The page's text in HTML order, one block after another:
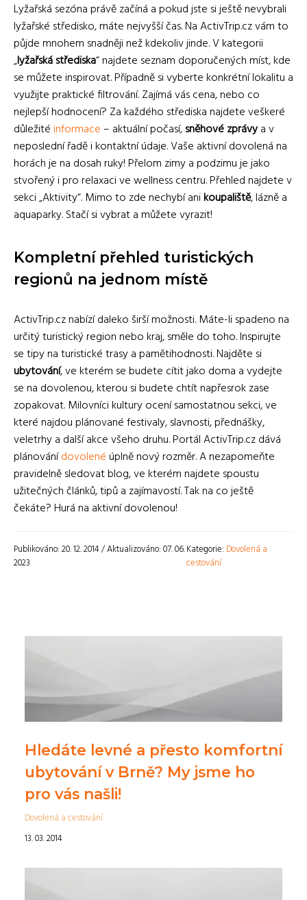
Lyžařská sezóna právě začíná a pokud jste si ještě nevybrali
lyžařské středisko, máte nejvyšší čas. Na ActivTrip.cz vám to
půjde mnohem snadněji než kdekoliv jinde. V kategorii
„lyžařská střediska“ najdete seznam doporučených míst, kde
se můžete inspirovat. Případně si vyberte konkrétní lokalitu a
využijte praktické filtrování. Zajímá vás cena, nebo co
nejlepší hodnocení? Za každého střediska najdete veškeré
důležitéinformace – aktuální počasí,sněhové zprávya v
neposlední řadě i kontaktní údaje. Vaše aktivní dovolená na
horách je na dosah ruky! Přelom zimy a podzimu je jako
stvořený i pro relaxaci ve wellness centru. Přehled najdete v
sekci „Aktivity“. Mimo to zde nechybí anikoupaliště, lázně a
aquaparky. Stačí si vybrat a můžete vyrazit!
Kompletní přehled turistických
regionů na jednom místě
ActivTrip.cz nabízí daleko širší možnosti. Máte-li spadeno na
určitý turistický region nebo kraj, směle do toho. Inspirujte
se tipy na turistické trasy a pamětihodnosti. Najděte si
ubytování, ve kterém se budete cítit jako doma a vydejte
se na dovolenou, kterou si budete chtít napřesrok zase
zopakovat. Milovníci kultury ocení samostatnou sekci, ve
které najdou plánované festivaly, slavnosti, přednášky,
veletrhy a další akce všeho druhu. Portál ActivTrip.cz dává
plánovánídovolenéúplně nový rozměr. A nezapomeňte
pravidelně sledovat blog, ve kterém najdete spoustu
užitečných článků, tipů a zajímavostí. Tak na co ještě
čekáte? Hurá na aktivní dovolenou!
Publikováno: 20. 12. 2014 / Aktualizováno: 07. 06.
2023
Kategorie: Dovolená a
cestování
Hledáte levné a přesto komfortní
ubytování v Brně? My jsme ho
pro vás našli!
Dovolená a cestování
13. 03. 2014